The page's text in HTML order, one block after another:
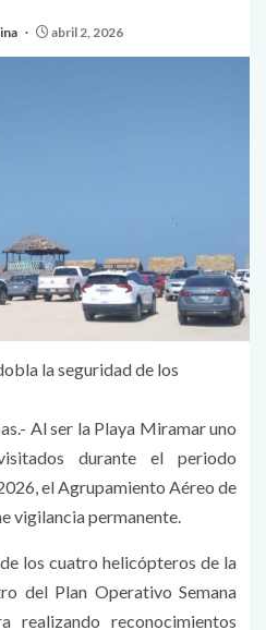
abril 2, 2026
la seguridad de los
Al ser la Playa Miramar uno
durante el periodo
el Agrupamiento Aéreo de
vigilancia permanente.
los cuatro helicópteros de la
del Plan Operativo Semana
realizando reconocimientos